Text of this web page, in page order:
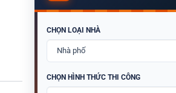
CHỌN LOẠI NHÀ
CHỌN HÌNH THỨC THI CÔNG